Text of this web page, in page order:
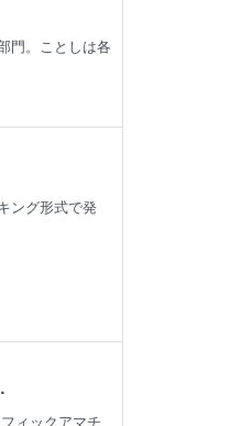
門。ことしは各
ング形式で発
ィックアマチ